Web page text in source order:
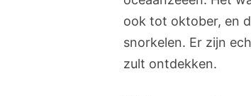
ook tot oktober, en
snorkelen. Er zijn
zult ontdekken.